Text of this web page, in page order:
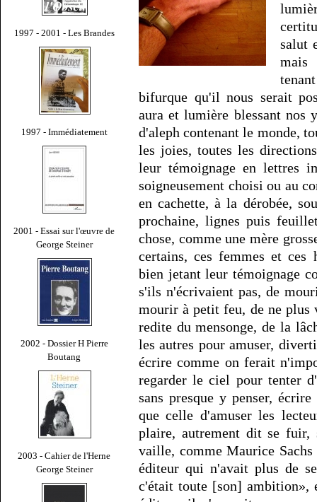
1997 - 2001 - Les Brandes
1997 - Immédiatement
2001 - Essai sur l'œuvre de
George Steiner
2002 - Dossier H Pierre
Boutang
2003 - Cahier de l'Herne
George Steiner
salut
mais
bifurque qu'il nous serait
aura et lumière blessant nos
d'aleph contenant le monde,
les joies, toutes les
leur témoignage en lettres
soigneusement choisi ou au
en cachette, à la dérobée,
prochaine, lignes puis
chose, comme une mère
certains, ces femmes et ces
bien jetant leur témoignage
s'ils n'écrivaient pas, de
mourir à petit feu, de ne plus
redite du mensonge, de la
les autres pour amuser,
écrire comme on ferait
regarder le ciel pour tenter
sans presque y penser,
que celle d'amuser les
plaire, autrement dit se fuir,
vaille, comme Maurice
éditeur qui n'avait plus de
c'était toute [son] ambition»,